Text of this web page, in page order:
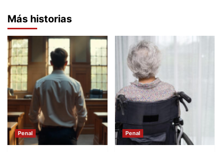
Más historias
Penal Penal